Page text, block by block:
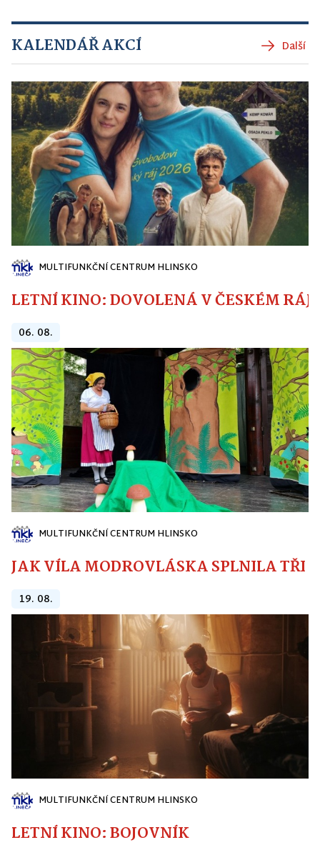
KALENDÁŘ AKCÍ Další
MULTIFUNKČNÍ CENTRUM HLINSKO
LETNÍ KINO: DOVOLENÁ V ČESKÉM RÁJI
06. 08.
MULTIFUNKČNÍ CENTRUM HLINSKO
JAK VÍLA MODROVLÁSKA SPLNILA
19. 08.
MULTIFUNKČNÍ CENTRUM HLINSKO
LETNÍ KINO: BOJOVNÍK